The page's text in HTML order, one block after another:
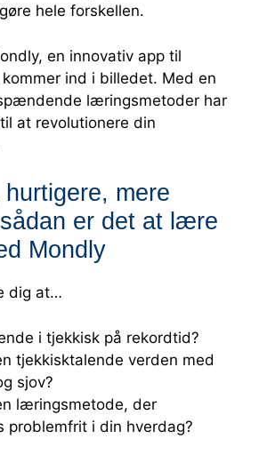
hele forskellen.
en innovativ app til
ind i billedet. Med en
læringsmetoder har
at revolutionere din
mere
er det at lære
Mondly
dig at…
i tjekkisk på rekordtid?
tjekkisktalende verden med
sjov?
læringsmetode, der
problemfrit i din hverdag?